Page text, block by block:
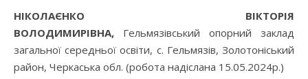
НІКОЛАЄНКО ВІКТОРІЯ
ВОЛОДИМИРІВНА, Гельмязівський опорний заклад
загальної середньої освіти, с. Гельмязів, Золотоніський
район, Черкаська обл. (робота надіслана 15.05.2024р.)